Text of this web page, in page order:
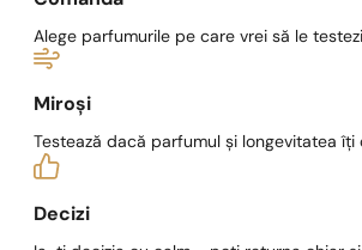
Alege parfumurile pe care vrei să le
Miroși
Testează dacă parfumul și longevitatea
Decizi